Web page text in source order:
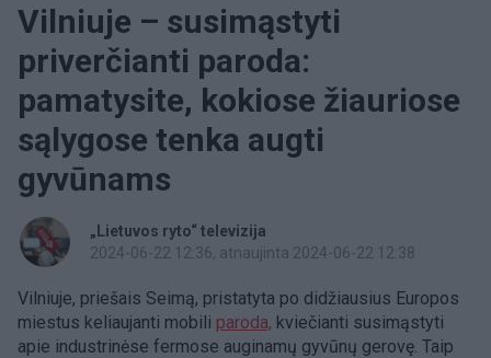
Vilniuje – susimąstyti
priverčianti paroda:
pamatysite, kokiose žiauriose
sąlygose tenka augti
gyvūnams
„Lietuvos ryto“ televizija
2024-06-22 12:36, atnaujinta 2024-06-22 12:38
Vilniuje, priešais Seimą, pristatyta po didžiausius Europos
miestus keliaujanti mobili paroda, kviečianti susimąstyti
apie industrinėse fermose auginamų gyvūnų gerovę. Taip